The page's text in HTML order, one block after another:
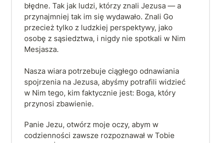
błędne. Tak jak ludzi, którzy znali Jezusa — a
przynajmniej tak im się wydawało. Znali Go
przecież tylko z ludzkiej perspektywy, jako
osobę z sąsiedztwa, i nigdy nie spotkali w Nim
Mesjasza.
Nasza wiara potrzebuje ciągłego odnawiania
spojrzenia na Jezusa, abyśmy potrafili widzieć
w Nim tego, kim faktycznie jest: Boga, który
przynosi zbawienie.
Panie Jezu, otwórz moje oczy, abym w
codzienności zawsze rozpoznawał w Tobie